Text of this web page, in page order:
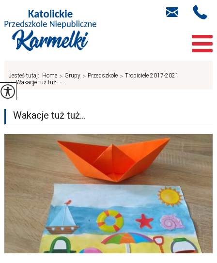
Jesteś tutaj: Home > Grupy > Przedszkole > Tropiciele 2017-2021
> Wakacje tuż tuż... ...
Wakacje tuż tuż...